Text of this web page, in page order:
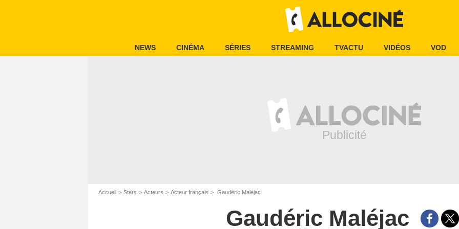
NEWS CINÉMA SÉRIES STREAMING TVACTU VIDÉOS VOD
Accueil Stars Acteurs Acteur français Gaudéric Maléjac
Gaudéric Maléjac